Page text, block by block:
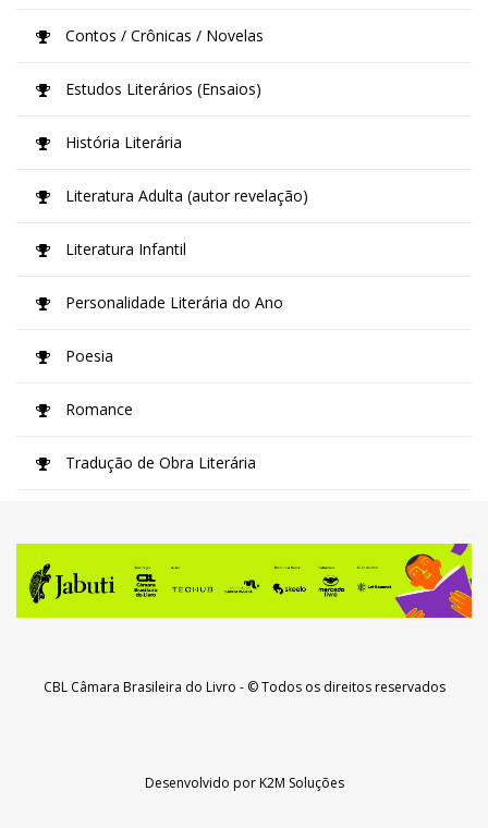
Contos / Crônicas / Novelas
Estudos Literários (Ensaios)
História Literária
Literatura Adulta (autor revelação)
Literatura Infantil
Personalidade Literária do Ano
Poesia
Romance
Tradução de Obra Literária
CBL Câmara Brasileira do Livro - © Todos os direitos reservados
Desenvolvido porK2M Soluções